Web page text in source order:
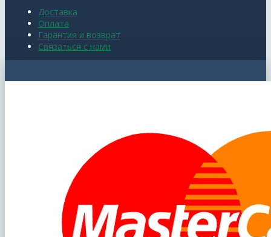
Доставка
Оплата
Гарантия и возврат
Связаться с нами